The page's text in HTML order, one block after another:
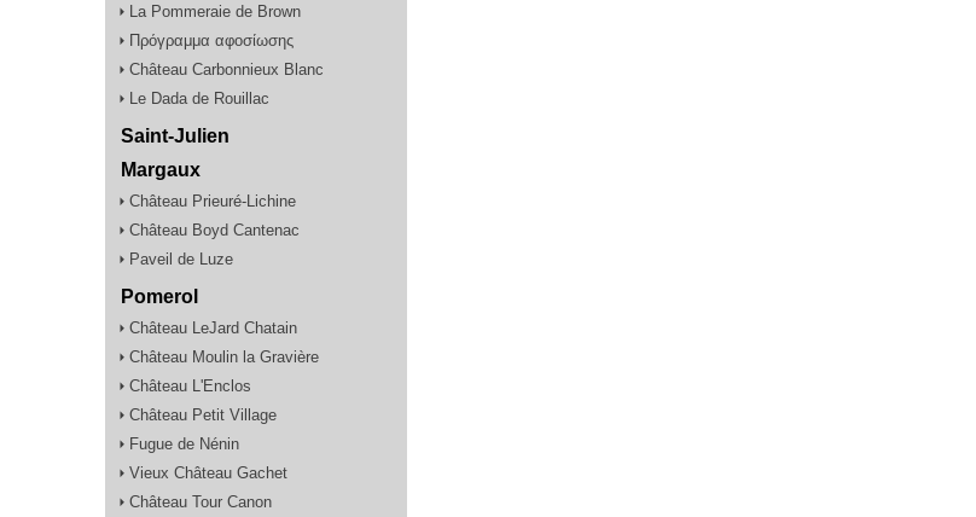
La Pommeraie de Brown
Πρόγραμμα αφοσίωσης
Château Carbonnieux Blanc
Le Dada de Rouillac
Saint-Julien
Margaux
Château Prieuré-Lichine
Château Boyd Cantenac
Paveil de Luze
Pomerol
Château LeJard Chatain
Château Moulin la Gravière
Château L'Enclos
Château Petit Village
Fugue de Nénin
Vieux Château Gachet
Château Tour Canon